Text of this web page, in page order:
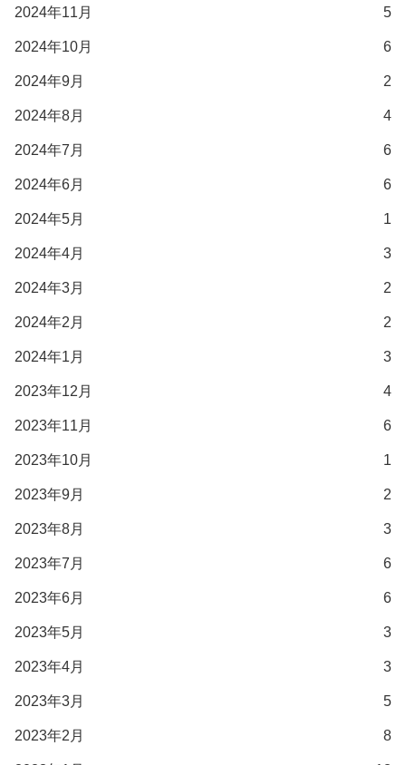
2024年11月 5
2024年10月 6
2024年9月 2
2024年8月 4
2024年7月 6
2024年6月 6
2024年5月 1
2024年4月 3
2024年3月 2
2024年2月 2
2024年1月 3
2023年12月 4
2023年11月 6
2023年10月 1
2023年9月 2
2023年8月 3
2023年7月 6
2023年6月 6
2023年5月 3
2023年4月 3
2023年3月 5
2023年2月 8